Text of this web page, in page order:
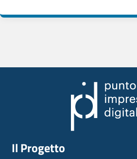
Il Progetto